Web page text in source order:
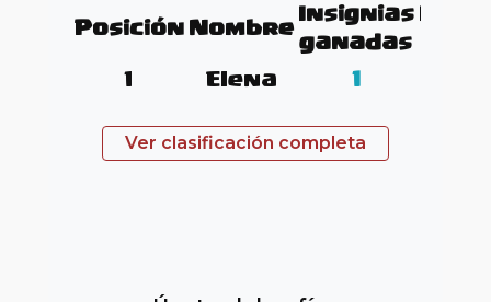
Posición Nombre
Insignias
ganadas
1
Elena 1
Ver clasificación completa